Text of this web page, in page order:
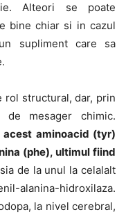
Alteori se poate
bine chiar si in cazul
supliment care sa
rol structural, dar, prin
mesager chimic.
aminoacid (tyr)
(phe), ultimul fiind
de la unul la celalalt
alanina-hidroxilaza.
la nivel cerebral,